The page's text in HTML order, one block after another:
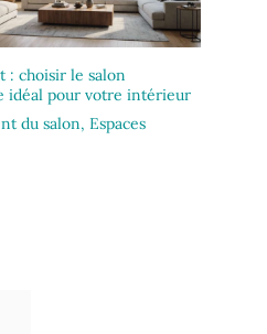
: choisir le salon
idéal pour votre intérieur
du salon, Espaces